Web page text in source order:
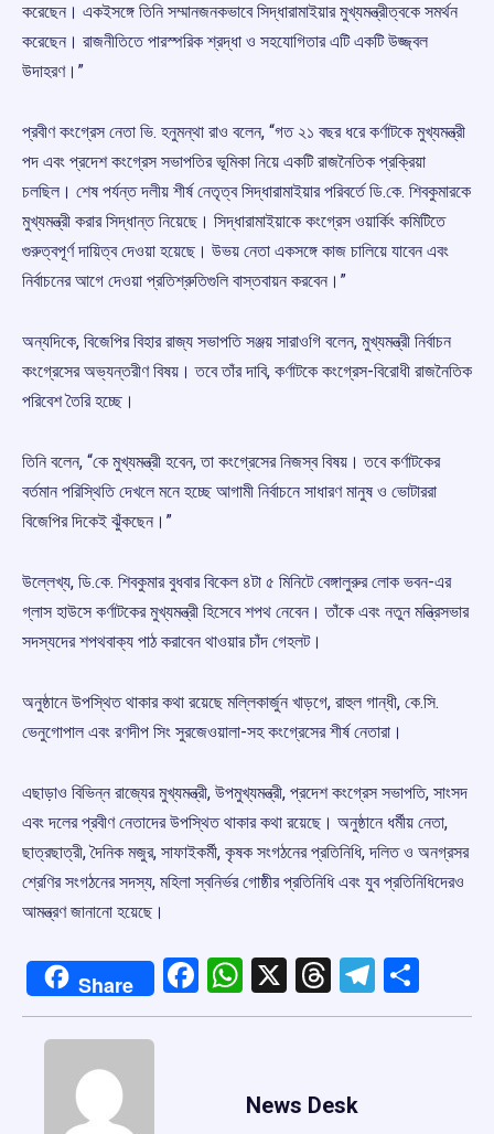
করেছেন। একইসঙ্গে তিনি সম্মানজনকভাবে সিদ্ধারামাইয়ার মুখ্যমন্ত্রীত্বকে সমর্থন
করেছেন। রাজনীতিতে পারস্পরিক শ্রদ্ধা ও সহযোগিতার এটি একটি উজ্জ্বল
উদাহরণ।”
প্রবীণ কংগ্রেস নেতা ভি. হনুমন্থা রাও বলেন, “গত ২১ বছর ধরে কর্ণাটকে মুখ্যমন্ত্রী
পদ এবং প্রদেশ কংগ্রেস সভাপতির ভূমিকা নিয়ে একটি রাজনৈতিক প্রক্রিয়া
চলছিল। শেষ পর্যন্ত দলীয় শীর্ষ নেতৃত্ব সিদ্ধারামাইয়ার পরিবর্তে ডি.কে. শিবকুমারকে
মুখ্যমন্ত্রী করার সিদ্ধান্ত নিয়েছে। সিদ্ধারামাইয়াকে কংগ্রেস ওয়ার্কিং কমিটিতে
গুরুত্বপূর্ণ দায়িত্ব দেওয়া হয়েছে। উভয় নেতা একসঙ্গে কাজ চালিয়ে যাবেন এবং
নির্বাচনের আগে দেওয়া প্রতিশ্রুতিগুলি বাস্তবায়ন করবেন।”
অন্যদিকে, বিজেপির বিহার রাজ্য সভাপতি সঞ্জয় সারাওগি বলেন, মুখ্যমন্ত্রী নির্বাচন
কংগ্রেসের অভ্যন্তরীণ বিষয়। তবে তাঁর দাবি, কর্ণাটকে কংগ্রেস-বিরোধী রাজনৈতিক
পরিবেশ তৈরি হচ্ছে।
তিনি বলেন, “কে মুখ্যমন্ত্রী হবেন, তা কংগ্রেসের নিজস্ব বিষয়। তবে কর্ণাটকের
বর্তমান পরিস্থিতি দেখলে মনে হচ্ছে আগামী নির্বাচনে সাধারণ মানুষ ও ভোটাররা
বিজেপির দিকেই ঝুঁকছেন।”
উল্লেখ্য, ডি.কে. শিবকুমার বুধবার বিকেল ৪টা ৫ মিনিটে বেঙ্গালুরুর লোক ভবন-এর
গ্লাস হাউসে কর্ণাটকের মুখ্যমন্ত্রী হিসেবে শপথ নেবেন। তাঁকে এবং নতুন মন্ত্রিসভার
সদস্যদের শপথবাক্য পাঠ করাবেন থাওয়ার চাঁদ গেহলট।
অনুষ্ঠানে উপস্থিত থাকার কথা রয়েছে মল্লিকার্জুন খাড়গে, রাহুল গান্ধী, কে.সি.
ভেনুগোপাল এবং রণদীপ সিং সুরজেওয়ালা-সহ কংগ্রেসের শীর্ষ নেতারা।
এছাড়াও বিভিন্ন রাজ্যের মুখ্যমন্ত্রী, উপমুখ্যমন্ত্রী, প্রদেশ কংগ্রেস সভাপতি, সাংসদ
এবং দলের প্রবীণ নেতাদের উপস্থিত থাকার কথা রয়েছে। অনুষ্ঠানে ধর্মীয় নেতা,
ছাত্রছাত্রী, দৈনিক মজুর, সাফাইকর্মী, কৃষক সংগঠনের প্রতিনিধি, দলিত ও অনগ্রসর
শ্রেণির সংগঠনের সদস্য, মহিলা স্বনির্ভর গোষ্ঠীর প্রতিনিধি এবং যুব প্রতিনিধিদেরও
আমন্ত্রণ জানানো হয়েছে।
Share Facebook
WhatsApp
X Threads
News Desk